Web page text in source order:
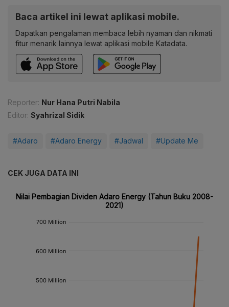
Baca artikel ini lewat aplikasi mobile.
Dapatkan pengalaman membaca lebih nyaman dan nikmati
fitur menarik lainnya lewat aplikasi mobile Katadata.
Reporter: Nur Hana Putri Nabila
Editor: Syahrizal Sidik
#Adaro #Adaro Energy #Jadwal #Update Me
CEK JUGA DATA INI